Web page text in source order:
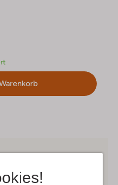
75 für Club-Omoda
TagenRückgaberecht